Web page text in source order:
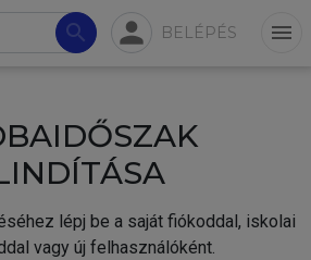
search person BELÉPÉS menu
lépj be a saját fiókoddal, iskolai
vagy új felhasználóként.